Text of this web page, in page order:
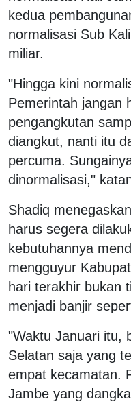
kedua
normalisasi Sub
miliar.
"Hingga kini
Pemerintah jangan
pengangkutan
diangkut, nanti itu
percuma.
dinormalisasi,"
Shadiq
harus segera
kebutuhannya
mengguyur
hari terakhir bukan
menjadi banjir
"Waktu Januari itu,
Selatan saja yang
empat kecamatan.
Jambe yang